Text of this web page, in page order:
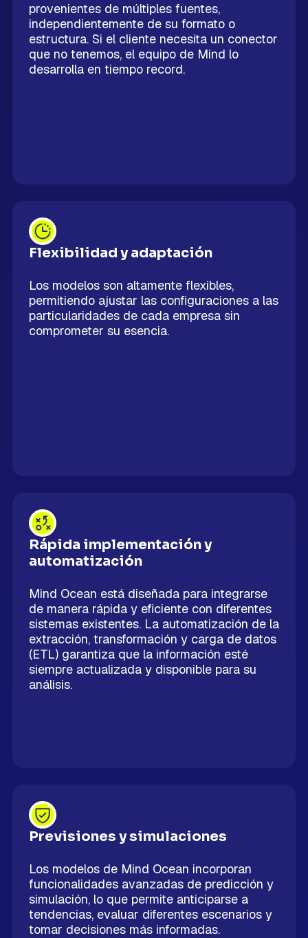
provenientes de múltiples fuentes,
independientemente de su formato o
estructura. Si el cliente necesita un conector
que no tenemos, el equipo de Mind lo
desarrolla en tiempo record.
Flexibilidad y adaptación
Los modelos son altamente flexibles,
permitiendo ajustar las configuraciones a las
particularidades de cada empresa sin
comprometer su esencia.
Rápida implementación y
automatización
Mind Ocean está diseñada para integrarse
de manera rápida y eficiente con diferentes
sistemas existentes. La automatización de la
extracción, transformación y carga de datos
(ETL) garantiza que la información esté
siempre actualizada y disponible para su
análisis.
Previsiones y simulaciones
Los modelos de Mind Ocean incorporan
funcionalidades avanzadas de predicción y
simulación, lo que permite anticiparse a
tendencias, evaluar diferentes escenarios y
tomar decisiones más informadas.